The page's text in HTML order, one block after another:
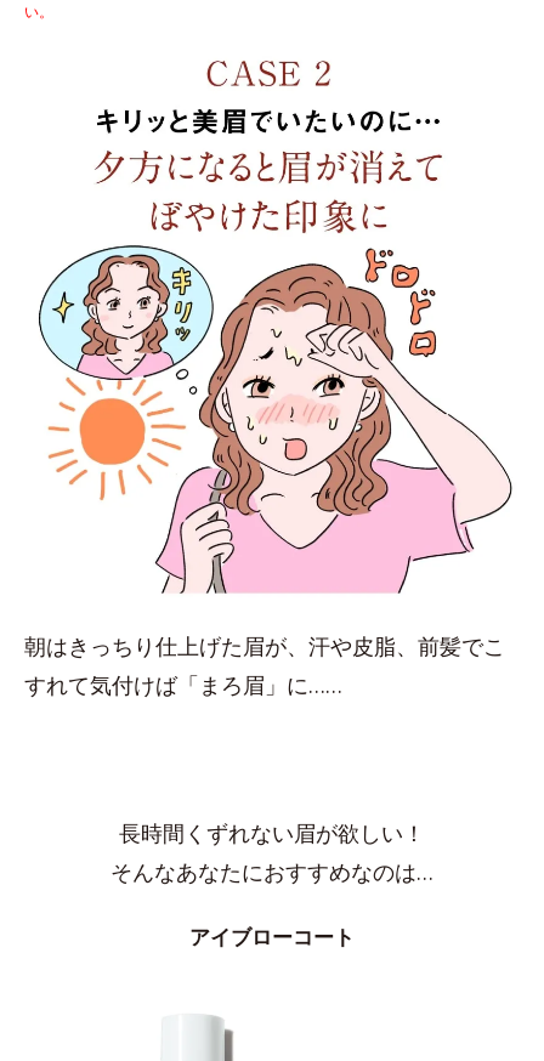
い。
朝はきっちり仕上げた眉が、汗や皮脂、前髪でこ
すれて気付けば「まろ眉」に……
長時間くずれない眉が欲しい！
そんなあなたにおすすめなのは…
アイブローコート